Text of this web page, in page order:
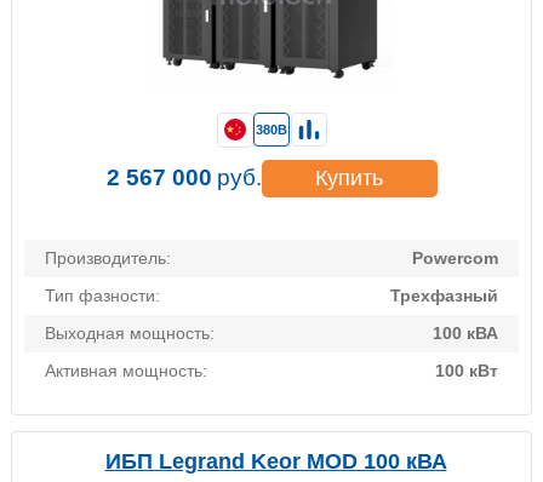
Производитель:
Powercom
Тип фазности:
Трехфазный
Выходная мощность:
100 кВА
Активная мощность:
100 кВт
380В
2 567 000 руб. Купить
ИБП Legrand Keor MOD 100 кВА